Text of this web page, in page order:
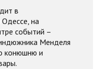
в
на
событий –
Менделя
конюшню и